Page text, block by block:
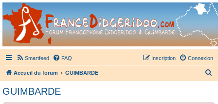
France Didgeridoo
Didgeridoo et Guimbarde sur France Didgeridoo - retrouvez la communauté.
Smartfeed FAQ Connexion
Inscription
Accueil du forum GUIMBARDE
GUIMBARDE